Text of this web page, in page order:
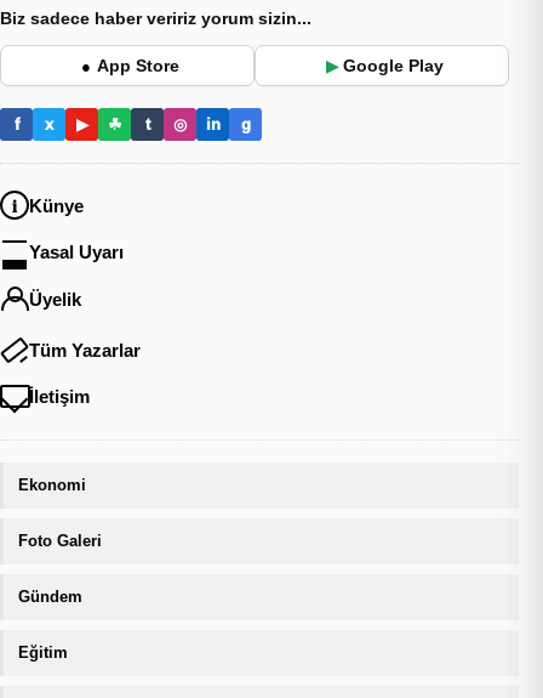
Biz sadece haber veririz yorum sizin...
● App Store ▶ Google Play
f x ▶ ☘ t ◎ in g
Künye
Yasal Uyarı
Üyelik
Tüm Yazarlar
İletişim
Ekonomi
Foto Galeri
Gündem
Eğitim